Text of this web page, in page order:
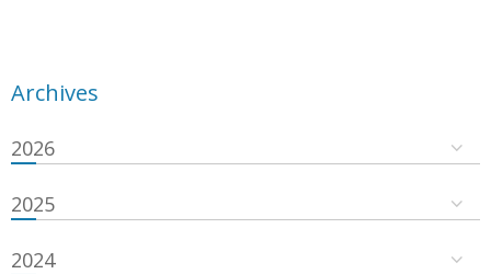
Archives
2026
2025
2024